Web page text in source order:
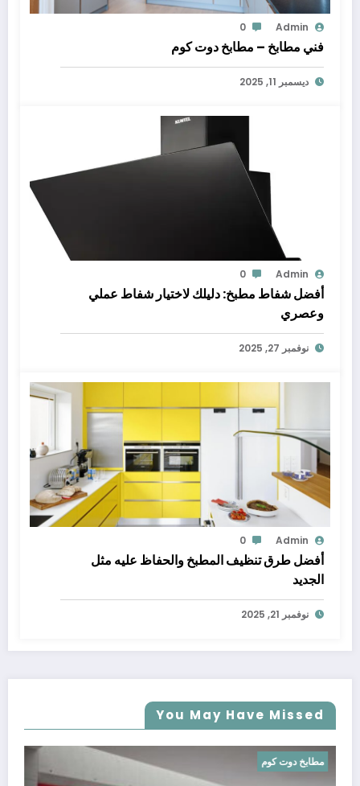
Admin
0
فني مطابخ – مطابخ دوت كوم
ديسمبر 11, 2025
Admin
0
أفضل شفاط مطبخ: دليلك لاختيار شفاط عملي
وعصري
نوفمبر 27, 2025
Admin
0
أفضل طرق تنظيف المطبخ والحفاظ عليه مثل
الجديد
نوفمبر 21, 2025
You May Have Missed